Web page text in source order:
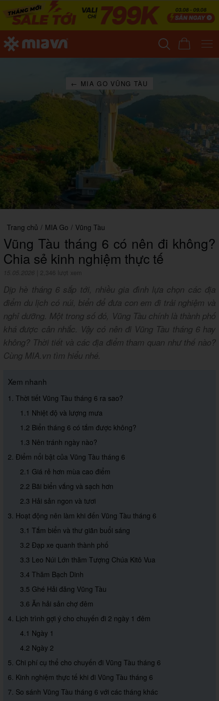
← MIA GO VŨNG TÀU
Trang chủ / MIA Go / Vũng Tàu
Vũng Tàu tháng 6 có nên đi không?
Chia sẻ kinh nghiệm thực tế
15.05.2026 2,346 lượt xem
Dịp hè tháng 6 sắp tới, nhiều gia đình lựa chọn các địa
điểm du lịch có núi, biển để đưa con em đi trải nghiệm và
nghỉ dưỡng. Một trong số đó, Vũng Tàu chính là thành phố
khá được cân nhắc. Vậy có nên đi Vũng Tàu tháng 6 hay
không? Thời tiết và các địa điểm tham quan như thế nào?
Cùng MIA.vn tìm hiểu nhé.
Xem nhanh
1. Thời tiết Vũng Tàu tháng 6 ra sao?
1.1 Nhiệt độ và lượng mưa
1.2 Biển tháng 6 có tắm được không?
1.3 Nên tránh ngày nào?
2. Điểm nổi bật của Vũng Tàu tháng 6
2.1 Giá rẻ hơn mùa cao điểm
2.2 Bãi biển vắng và sạch hơn
2.3 Hải sản ngon và tươi
3. Hoạt động nên làm khi đến Vũng Tàu tháng 6
3.1 Tắm biển và thư giãn buổi sáng
3.2 Đạp xe quanh thành phố
3.3 Leo Núi Lớn thăm Tượng Chúa Kitô Vua
3.4 Thăm Bạch Dinh
3.5 Ghé Hải đăng Vũng Tàu
3.6 Ăn hải sản chợ đêm
4. Lịch trình gợi ý cho chuyến đi 2 ngày 1 đêm
4.1 Ngày 1
4.2 Ngày 2
5. Chi phí cụ thể cho chuyến đi Vũng Tàu tháng 6
6. Kinh nghiệm thực tế khi đi Vũng Tàu tháng 6
7. So sánh Vũng Tàu tháng 6 với các tháng khác